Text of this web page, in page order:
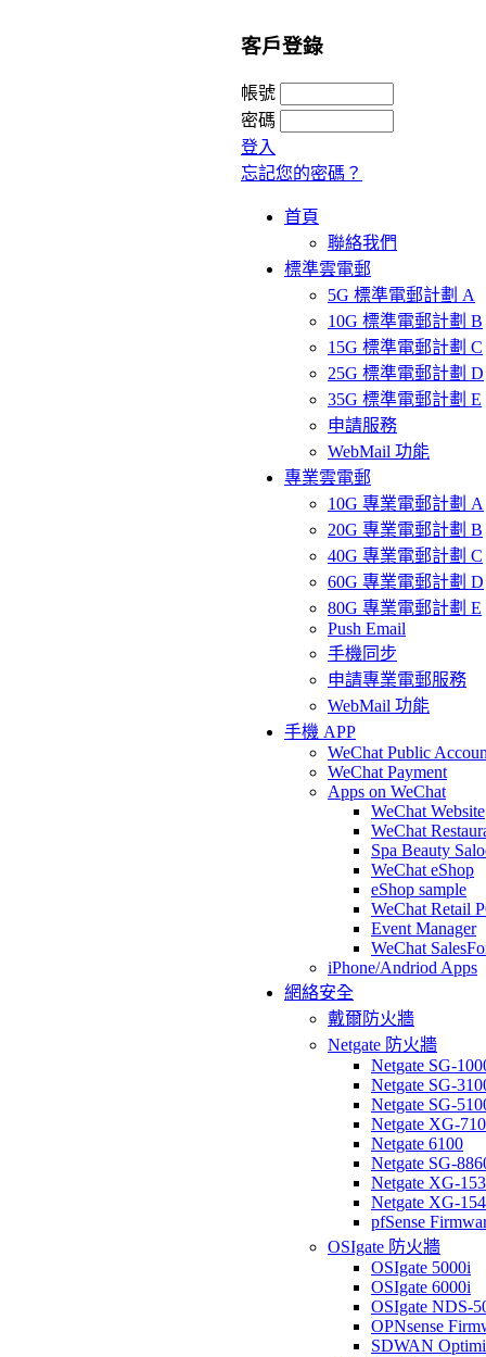
客戶登錄
帳號
密碼
登入
忘記您的密碼？
首頁
聯絡我們
標準雲電郵
5G 標準電郵計劃 A
10G 標準電郵計劃 B
15G 標準電郵計劃 C
25G 標準電郵計劃 D
35G 標準電郵計劃 E
申請服務
WebMail 功能
專業雲電郵
10G 專業電郵計劃 A
20G 專業電郵計劃 B
40G 專業電郵計劃 C
60G 專業電郵計劃 D
80G 專業電郵計劃 E
Push Email
手機同步
申請專業電郵服務
WebMail 功能
手機 APP
WeChat Public
WeChat Payment
Apps on WeChat
WeChat Website
WeChat
Spa Beauty
WeChat eShop
eShop sample
WeChat Retail
Event Manager
WeChat
iPhone/Andriod Apps
網絡安全
戴爾防火牆
Netgate 防火牆
Netgate SG-
Netgate SG-
Netgate SG-
Netgate XG-
Netgate 6100
Netgate SG-
Netgate XG-
Netgate XG-
pfSense
OSIgate 防火牆
OSIgate 5000i
OSIgate 6000i
OSIgate NDS-
OPNsense
SDWAN